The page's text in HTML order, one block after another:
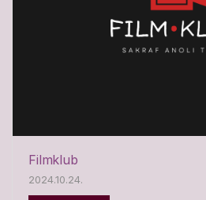
Filmklub
2024.10.24.